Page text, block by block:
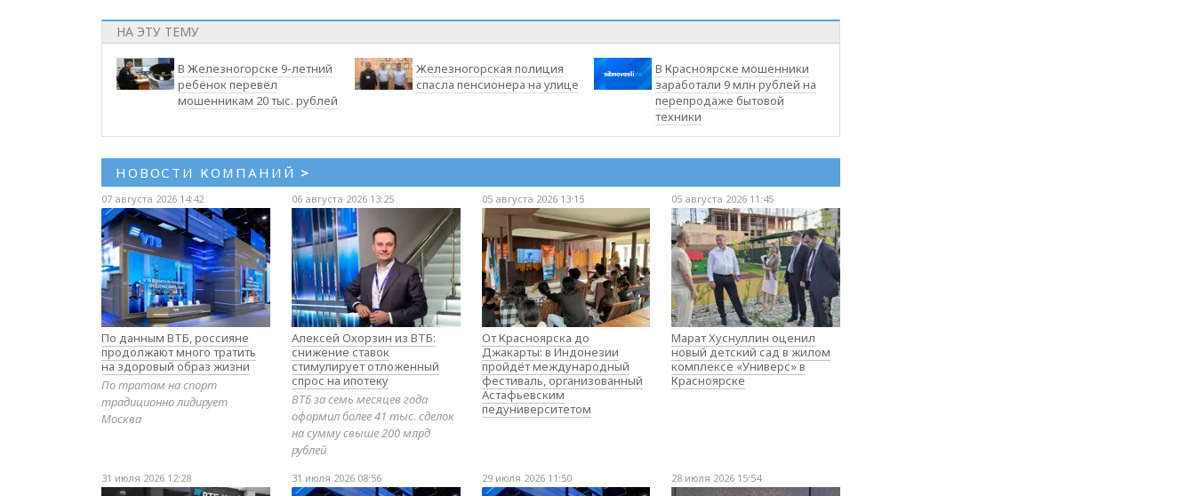
НА ЭТУ ТЕМУ
В Железногорске 9-летний
ребёнок перевёл
мошенникам 20 тыс. рублей
Железногорская полиция
спасла пенсионера на улице
В Красноярске мошенники
заработали 9 млн рублей на
перепродаже бытовой
техники
НОВОСТИ КОМПАНИЙ >
07 августа 2026 14:42
По данным ВТБ, россияне
продолжают много тратить
на здоровый образ жизни
По тратам на спорт
традиционно лидирует
Москва
06 августа 2026 13:25
Алексей Охорзин из ВТБ:
снижение ставок
стимулирует отложенный
спрос на ипотеку
ВТБ за семь месяцев года
оформил более 41 тыс. сделок
на сумму свыше 200 млрд
рублей
05 августа 2026 13:15
От Красноярска до
Джакарты: в Индонезии
пройдёт международный
фестиваль, организованный
Астафьевским
педуниверситетом
05 августа 2026 11:45
Марат Хуснуллин оценил
новый детский сад в жилом
комплексе «Универс» в
Красноярске
31 июля 2026 12:28 31 июля 2026 08:56 29 июля 2026 11:50 28 июля 2026 15:54